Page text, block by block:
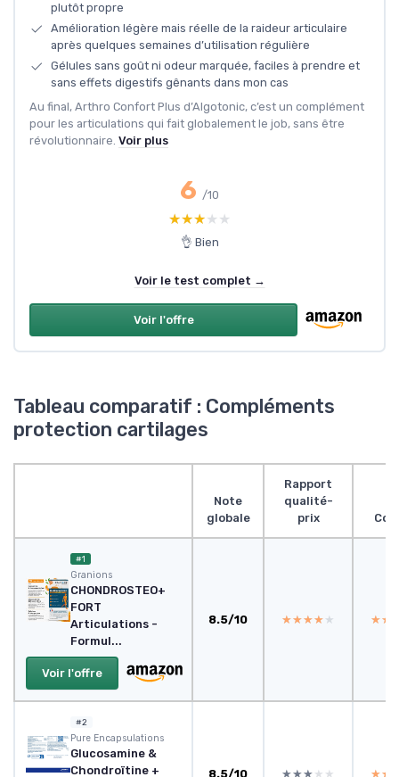
plutôt propre
Amélioration légère mais réelle de la raideur articulaire
après quelques semaines d’utilisation régulière
Gélules sans goût ni odeur marquée, faciles à prendre et
sans effets digestifs gênants dans mon cas
Au final, Arthro Confort Plus d’Algotonic, c’est un complément
pour les articulations qui fait globalement le job, sans être
révolutionnaire. Voir plus
6 /10
★★★★★
★★★★★
👌 Bien
Voir le test complet →
Voir l'offre
Tableau comparatif : Compléments
protection cartilages
Note
globale
Rapport
qualité-
prix
#1
Granions
CHONDROSTEO+
FORT
Articulations -
Formul...
Voir l'offre
8.5/10 ★★★★★
★★★★★
#2
Pure Encapsulations
Glucosamine &
Chondroïtine +
8.5/10 ★★★★★
★★★★★